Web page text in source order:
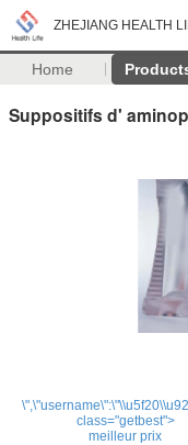
ZHEJIANG HEALTH
Home
Suppositifs d'
class="getbest">
meilleur prix